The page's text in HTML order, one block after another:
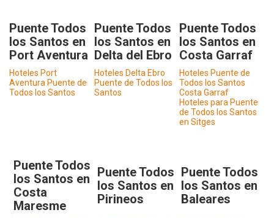
Puente Todos
los Santos en
Port Aventura
Puente Todos
los Santos en
Delta del Ebro
Puente Todos
los Santos en
Costa Garraf
Hoteles Port
Aventura Puente de
Todos los Santos
Hoteles Delta Ebro
Puente de Todos los
Santos
Hoteles Puente de
Todos los Santos
Costa Garraf
Hoteles para Puente
de Todos los Santos
en Sitges
Puente Todos
los Santos en
Costa
Maresme
Puente Todos
los Santos en
Pirineos
Puente Todos
los Santos en
Baleares